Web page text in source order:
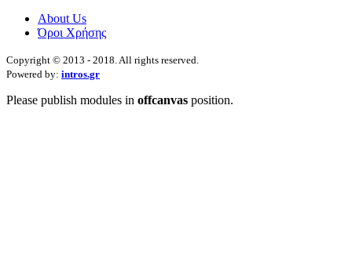
About Us
Όροι Χρήσης
Copyright © 2013 - 2018. All rights reserved.
Powered by: intros.gr
Please publish modules in offcanvas position.